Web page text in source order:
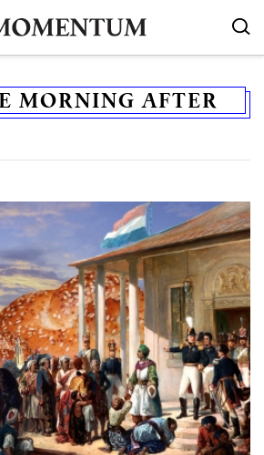
MORNING AFTER